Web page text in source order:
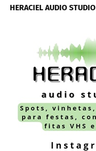
HERACIEL AUDIO STUDIO